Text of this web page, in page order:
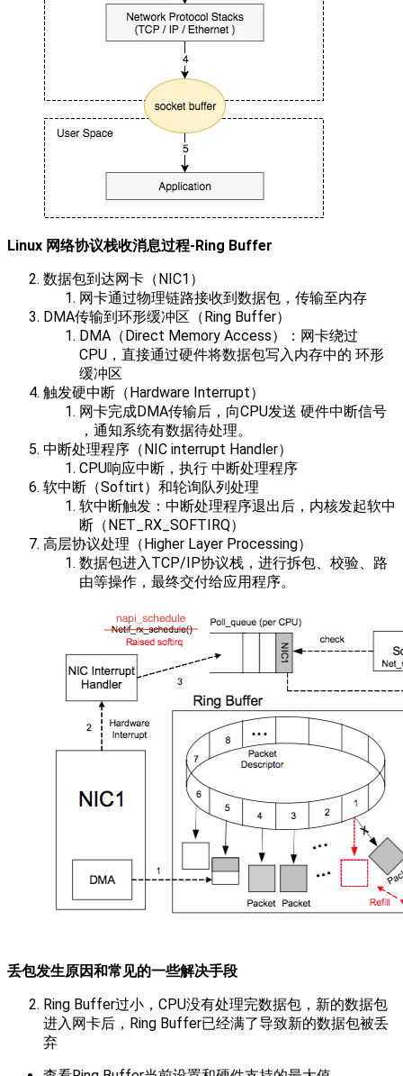
Linux 网络协议栈收消息过程-Ring Buffer
数据包到达网卡（NIC1）
网卡通过物理链路接收到数据包，传输至内存
DMA传输到环形缓冲区（Ring Buffer）
​DMA（Direct Memory Access）​​：网卡绕过
CPU，直接通过硬件将数据包写入内存中的 ​​环形
缓冲区
触发硬中断（Hardware Interrupt）
网卡完成DMA传输后，向CPU发送 ​​硬件中断信号​​
，通知系统有数据待处理。
中断处理程序（NIC interrupt Handler）
CPU响应中断，执行 ​​中断处理程序​​
软中断（Softirt）和轮询队列处理
软中断触发​​：中断处理程序退出后，内核发起​​软中
断（NET_RX_SOFTIRQ）
高层协议处理（Higher Layer Processing）
数据包进入TCP/IP协议栈，进行拆包、校验、路
由等操作，最终交付给应用程序。
丢包发生原因和常见的一些解决手段
Ring Buffer过小，CPU没有处理完数据包，新的数据包
进入网卡后，Ring Buffer已经满了导致新的数据包被丢
弃